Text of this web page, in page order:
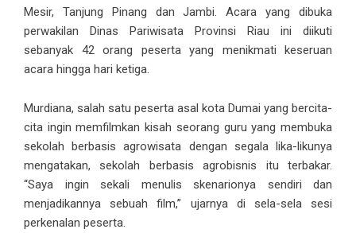
Mesir, Tanjung Pinang dan Jambi. Acara yang dibuka
perwakilan Dinas Pariwisata Provinsi Riau ini diikuti
sebanyak 42 orang peserta yang menikmati keseruan
acara hingga hari ketiga.
Murdiana, salah satu peserta asal kota Dumai yang bercita-
cita ingin memfilmkan kisah seorang guru yang membuka
sekolah berbasis agrowisata dengan segala lika-likunya
mengatakan, sekolah berbasis agrobisnis itu terbakar.
“Saya ingin sekali menulis skenarionya sendiri dan
menjadikannya sebuah film,” ujarnya di sela-sela sesi
perkenalan peserta.